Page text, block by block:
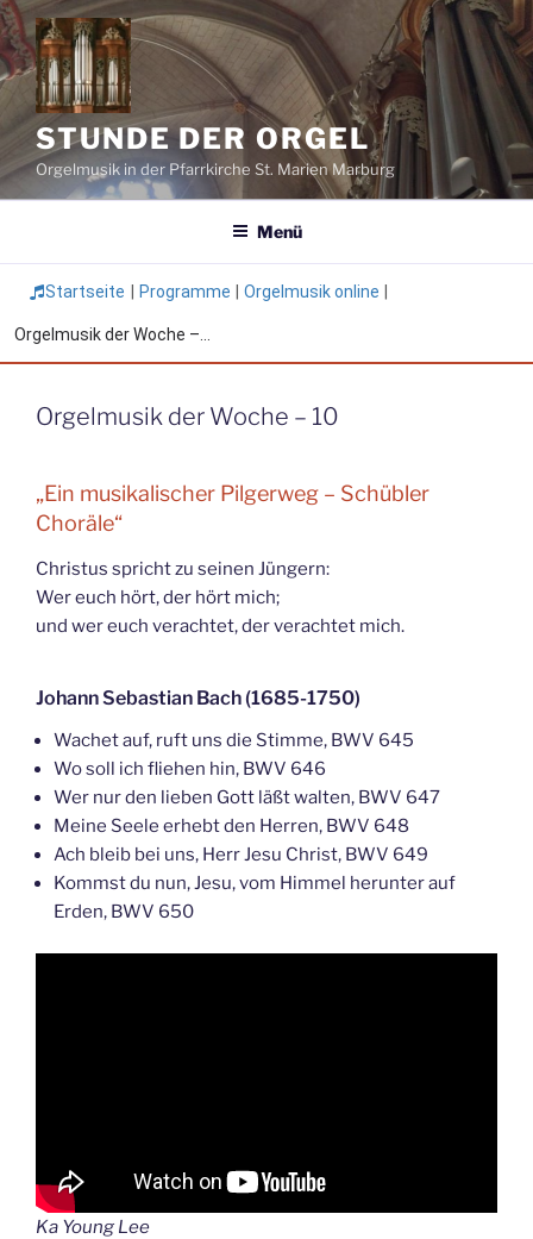
Zum
Inhalt
springen
STUNDE DER ORGEL
Orgelmusik in der Pfarrkirche St. Marien Marburg
Menü
Startseite Programme Orgelmusik online
Orgelmusik der Woche –...
Orgelmusik der Woche – 10
„Ein musikalischer Pilgerweg – Schübler
Choräle“
Christus spricht zu seinen Jüngern:
Wer euch hört, der hört mich;
und wer euch verachtet, der verachtet mich.
Johann Sebastian Bach (1685-1750)
Wachet auf, ruft uns die Stimme, BWV 645
Wo soll ich fliehen hin, BWV 646
Wer nur den lieben Gott läßt walten, BWV 647
Meine Seele erhebt den Herren, BWV 648
Ach bleib bei uns, Herr Jesu Christ, BWV 649
Kommst du nun, Jesu, vom Himmel herunter auf
Erden, BWV 650
Ka Young Lee